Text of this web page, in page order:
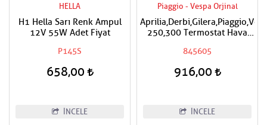
HELLA
H1 Hella Sarı Renk Ampul
12V 55W Adet Fiyat
P145S
658,00
İNCELE
Piaggio - Vespa Orjinal
250,300 Termostat Hava
845605
916,00
İNCELE